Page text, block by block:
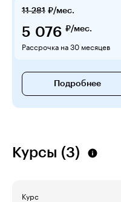
11 281 ₽/мес.
5 076 ₽/мес.
Рассрочка на 30 месяцев
Подробнее
Курсы (3)
Курс